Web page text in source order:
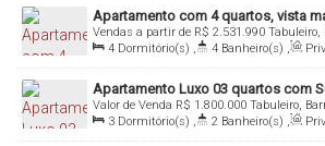
Localização
Localizado em Barra Velha, na Praia do
empreendimento conta com uma
Barra Velha é um dos destinos do litoral
120
.00
Apartamento com 4 quartos, vista
no bairro tabuleiro em Barra Velha -
R$ 2.531.990
Vendas a partir de
Tabuleiro,
Catarina, Brasil
4 Dormitório(s) , 4 Banheiro(s) ,
Suíte(s) , Total: 173.00m² , 2 Vaga(s) ,
Apartamento Luxo 03 quartos com
R$ 1.800.000
Valor de Venda
Tabuleiro,
Brasil
3 Dormitório(s) , 2 Banheiro(s) ,
Suíte(s) , Total: 116.00m² , 1 Vaga(s) ,